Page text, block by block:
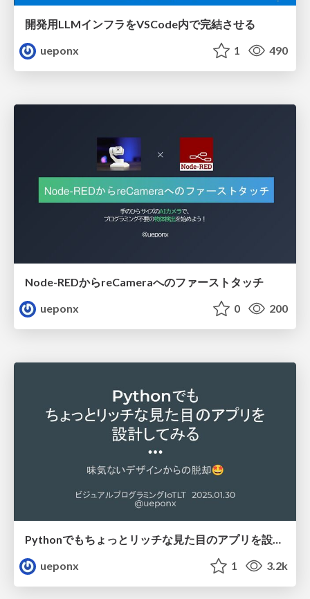
開発用LLMインフラをVSCode内で完結させる
ueponx
1 490
Node-REDからreCameraへのファーストタッチ
ueponx
0 200
Pythonでもちょっとリッチな見た目のアプリを設計してみる
ueponx
1 3.2k